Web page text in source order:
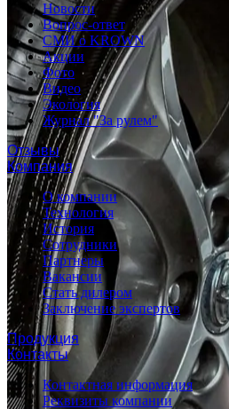
Новости
Вопрос-ответ
СМИ о KROWN
Акции
Фото
Видео
Экология
Журнал "За рулем"
Отзывы
Компания
О компании
Технология
История
Сотрудники
Партнеры
Вакансии
Стать дилером
Заключение экспертов
Продукция
Контакты
Контактная информация
Реквизиты компании